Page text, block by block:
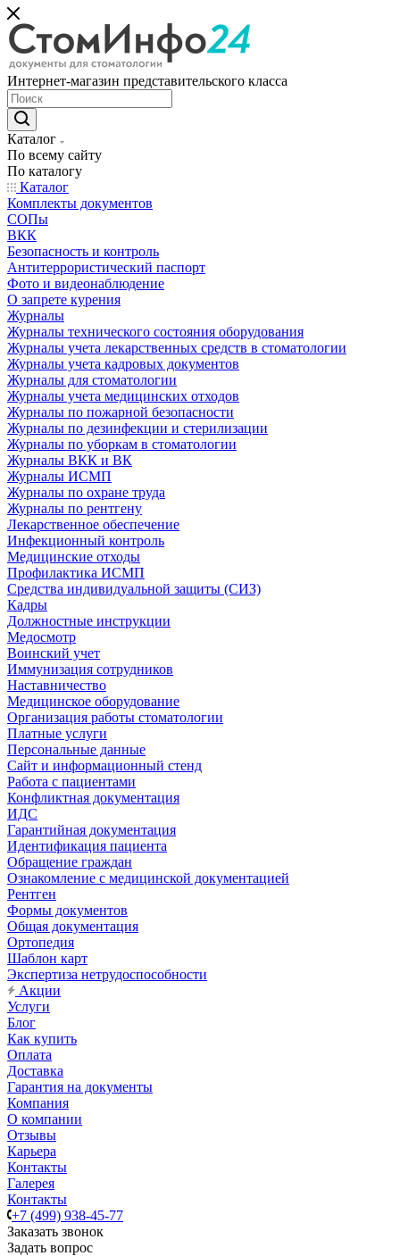
Интернет-магазин представительского класса
Каталог
По всему сайту
По каталогу
Каталог
Комплекты документов
СОПы
ВКК
Безопасность и контроль
Антитеррористический паспорт
Фото и видеонаблюдение
О запрете курения
Журналы
Журналы технического состояния оборудования
Журналы учета лекарственных средств в стоматологии
Журналы учета кадровых документов
Журналы для стоматологии
Журналы учета медицинских отходов
Журналы по пожарной безопасности
Журналы по дезинфекции и стерилизации
Журналы по уборкам в стоматологии
Журналы ВКК и ВК
Журналы ИСМП
Журналы по охране труда
Журналы по рентгену
Лекарственное обеспечение
Инфекционный контроль
Медицинские отходы
Профилактика ИСМП
Средства индивидуальной защиты (СИЗ)
Кадры
Должностные инструкции
Медосмотр
Воинский учет
Иммунизация сотрудников
Наставничество
Медицинское оборудование
Организация работы стоматологии
Платные услуги
Персональные данные
Сайт и информационный стенд
Работа с пациентами
Конфликтная документация
ИДС
Гарантийная документация
Идентификация пациента
Обращение граждан
Ознакомление с медицинской документацией
Рентген
Формы документов
Общая документация
Ортопедия
Шаблон карт
Экспертиза нетрудоспособности
Акции
Услуги
Блог
Как купить
Оплата
Доставка
Гарантия на документы
Компания
О компании
Отзывы
Карьера
Контакты
Галерея
Контакты
+7 (499) 938-45-77
Заказать звонок
Задать вопрос